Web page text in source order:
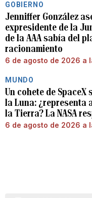
GOBIERNO
Jenniffer González
expresidente de la
de la AAA sabía del
racionamiento
6 de agosto de 2026 a
MUNDO
Un cohete de
la Luna: ¿representa
la Tierra? La NASA
6 de agosto de 2026 a